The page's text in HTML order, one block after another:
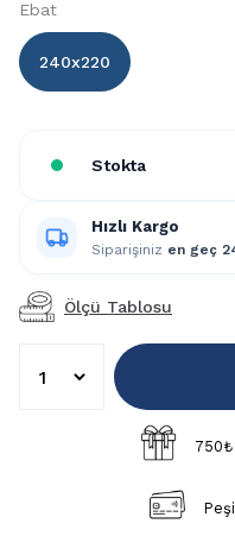
Ebat
240x220
Stokta
Hızlı Kargo
Siparişiniz en geç
Ölçü Tablosu